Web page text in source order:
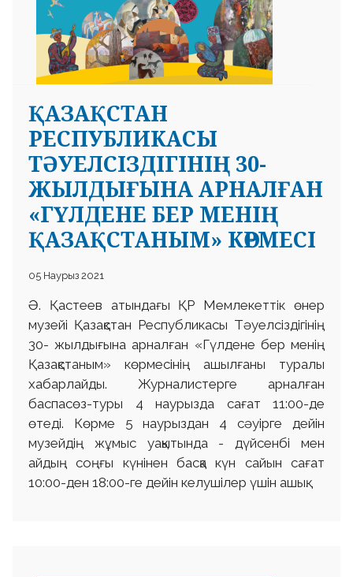
ҚАЗАҚСТАН
РЕСПУБЛИКАСЫ
ТӘУЕЛСІЗДІГІНІҢ 30-
ЖЫЛДЫҒЫНА АРНАЛҒАН
«ГҮЛДЕНЕ БЕР МЕНІҢ
ҚАЗАҚСТАНЫМ» КӨРМЕСІ
05 Наурыз 2021
Ә. Қастеев атындағы ҚР Мемлекеттік өнер
музейі Қазақстан Республикасы Тәуелсіздігінің
30- жылдығына арналған «Гүлдене бер менің
Қазақстаным» көрмесінің ашылғаны туралы
хабарлайды. Журналистерге арналған
баспасөз-туры 4 наурызда сағат 11:00-де
өтеді. Көрме 5 наурыздан 4 сәуірге дейін
музейдің жұмыс уақытында - дүйсенбі мен
айдың соңғы күнінен басқа күн сайын сағат
10:00-ден 18:00-ге дейін келушілер үшін ашық.